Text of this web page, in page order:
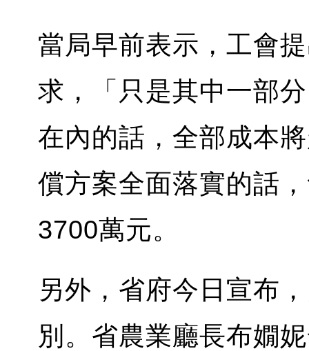
當局早前表示，工會
求，「只是其中一部
在內的話，全部成本
償方案全面落實的話
3700萬元。
另外，省府今日宣布
別。省農業廳長布嫺